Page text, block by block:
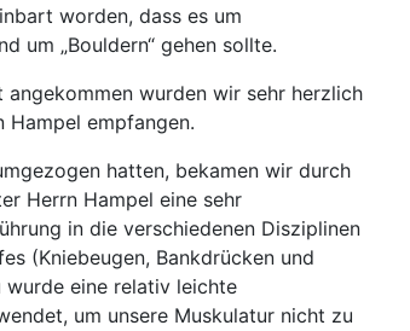
worden, dass es um
um „Bouldern“ gehen sollte.
wurden wir sehr herzlich
Hampel empfangen.
hatten, bekamen wir durch
Herrn Hampel eine sehr
in die verschiedenen Disziplinen
(Kniebeugen, Bankdrücken und
wurde eine relativ leichte
um unsere Muskulatur nicht zu